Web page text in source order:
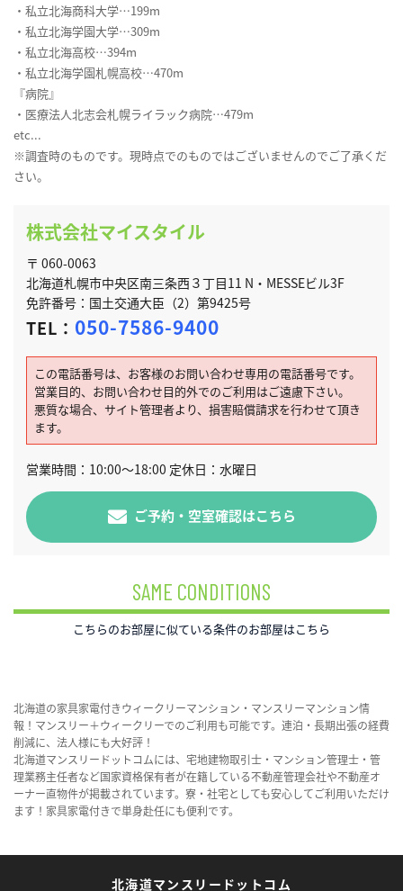
・私立北海商科大学…199m
・私立北海学園大学…309m
・私立北海高校…394m
・私立北海学園札幌高校…470m
『病院』
・医療法人北志会札幌ライラック病院…479m
etc...
※調査時のものです。現時点でのものではございませんのでご了承くだ
さい。
株式会社マイスタイル
〒 060-0063
北海道札幌市中央区南三条西３丁目11 N・MESSEビル3F
免許番号：国土交通大臣（2）第9425号
TEL： 050-7586-9400
この電話番号は、お客様のお問い合わせ専用の電話番号です。
営業目的、お問い合わせ目的外でのご利用はご遠慮下さい。
悪質な場合、サイト管理者より、損害賠償請求を行わせて頂き
ます。
営業時間：10:00～18:00 定休日：水曜日
ご予約・空室確認はこちら
SAME CONDITIONS
こちらのお部屋に似ている条件のお部屋はこちら
北海道の家具家電付きウィークリーマンション・マンスリーマンション情
報！マンスリー＋ウィークリーでのご利用も可能です。連泊・長期出張の経費
削減に、法人様にも大好評！
北海道マンスリードットコムには、宅地建物取引士・マンション管理士・管
理業務主任者など国家資格保有者が在籍している不動産管理会社や不動産オ
ーナー直物件が掲載されています。寮・社宅としても安心してご利用いただけ
ます！家具家電付きで単身赴任にも便利です。
北海道マンスリードットコム